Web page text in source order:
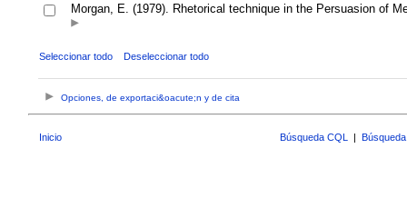
Morgan, E. (1979). Rhetorical technique in the Persuasion of
Seleccionar todo Deseleccionar todo
Opciones, de exportaci&oacute;n y de cita
Inicio Búsqueda CQL |